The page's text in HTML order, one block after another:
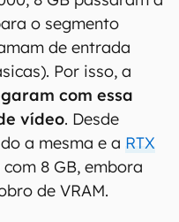
o segmento
de entrada
Por isso, a
com essa
vídeo. Desde
a mesma e a RTX
8 GB, embora
de VRAM.